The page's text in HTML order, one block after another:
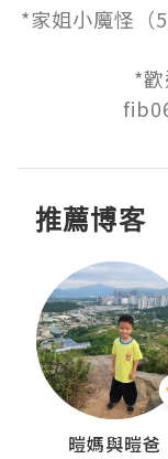
*家姐小魔怪（
*
推薦博客
暟媽與暟爸